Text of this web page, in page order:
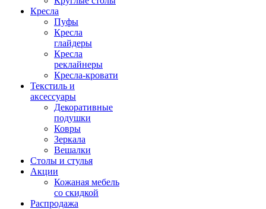
Кресла
Пуфы
Кресла
глайдеры
Кресла
реклайнеры
Кресла-кровати
Текстиль и
аксессуары
Декоративные
подушки
Ковры
Зеркала
Вешалки
Столы и стулья
Акции
Кожаная мебель
со скидкой
Распродажа